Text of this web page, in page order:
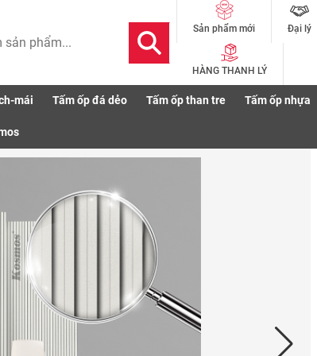
Sản phẩm mới Đại lý
HÀNG THANH LÝ
mái Tấm ốp đá dẻo Tấm ốp than tre Tấm ốp nhựa